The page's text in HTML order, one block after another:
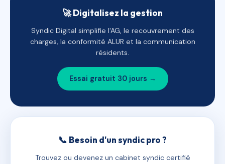
🚀 Digitalisez la gestion
Syndic Digital simplifie l'AG, le recouvrement des
charges, la conformité ALUR et la communication
résidents.
Essai gratuit 30 jours →
📞 Besoin d'un syndic pro ?
Trouvez ou devenez un cabinet syndic certifié